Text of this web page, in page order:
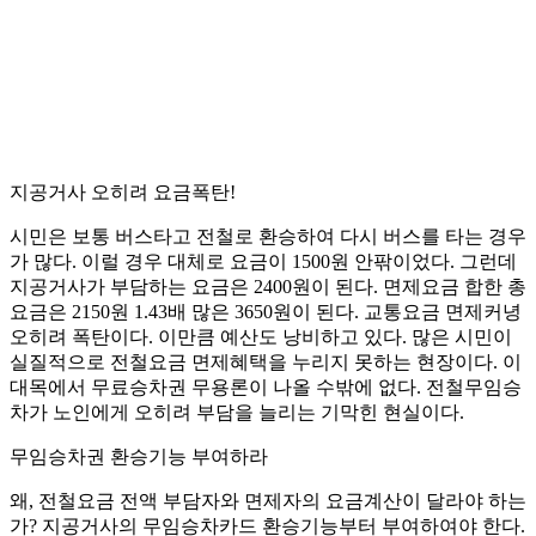
지공거사 오히려 요금폭탄!
시민은 보통 버스타고 전철로 환승하여 다시 버스를 타는 경우
가 많다. 이럴 경우 대체로 요금이 1500원 안팎이었다. 그런데
지공거사가 부담하는 요금은 2400원이 된다. 면제요금 합한 총
요금은 2150원 1.43배 많은 3650원이 된다. 교통요금 면제커녕
오히려 폭탄이다. 이만큼 예산도 낭비하고 있다. 많은 시민이
실질적으로 전철요금 면제혜택을 누리지 못하는 현장이다. 이
대목에서 무료승차권 무용론이 나올 수밖에 없다. 전철무임승
차가 노인에게 오히려 부담을 늘리는 기막힌 현실이다.
무임승차권 환승기능 부여하라
왜, 전철요금 전액 부담자와 면제자의 요금계산이 달라야 하는
가? 지공거사의 무임승차카드 환승기능부터 부여하여야 한다.